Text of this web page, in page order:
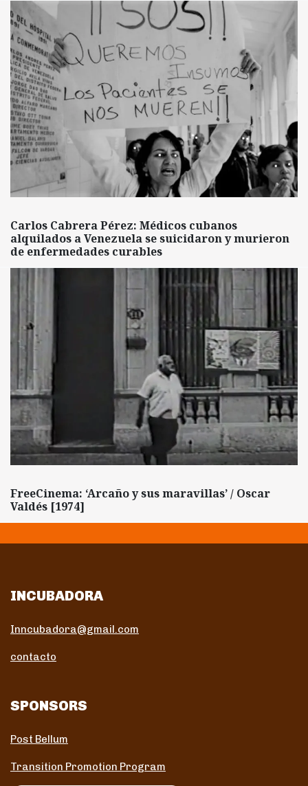
Carlos Cabrera Pérez: Médicos cubanos
alquilados a Venezuela se suicidaron y murieron
de enfermedades curables
FreeCinema: ‘Arcaño y sus maravillas’ / Oscar
Valdés [1974]
INCUBADORA
Inncubadora@gmail.com
contacto
SPONSORS
Post Bellum
Transition Promotion Program